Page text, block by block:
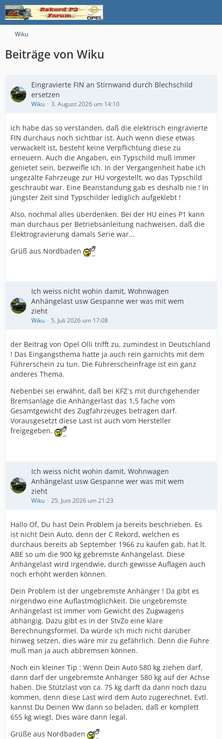
Wiku
Beiträge von Wiku
Eingravierte FIN an Stirnwand durch Blechschild
ersetzen
Wiku 3. August 2026 um 14:10
ich habe das so verstanden, daß die elektrisch eingravierte
FIN durchaus noch sichtbar ist. Auch wenn diese etwas
verwackelt ist, besteht keine Verpflichtung diese zu
erneuern. Auch die Angaben, ein Typschild muß immer
genietet sein, bezweifle ich. In der Vergangenheit habe ich
ungezälte Fahrzeuge zur HU vorgestellt, wo das Typschild
geschraubt war. Eine Beanstandung gab es deshalb nie ! In
jüngster Zeit sind Typschilder lediglich aufgeklebt !
Also, nochmal alles überdenken. Bei der HU eines P1 kann
man durchaus per Betriebsanleitung nachweisen, daß die
Elektrogravierung damals Serie war...
Grüß aus Nordbaden
Ich weiss nicht wohin damit, Wohnwagen
Anhängelast usw Gespanne wer was mit wem
zieht
Wiku 5. Juli 2026 um 17:08
der Beitrag von Opel Olli trifft zu, zumindest in Deutschland
! Das Eingangsthema hatte ja auch rein garnichts mit dem
Führerschein zu tun. Die Führerscheinfrage ist ein ganz
anderes Thema.
Nebenbei sei erwähnt, daß bei KFZ`s mit durchgehender
Bremsanlage die Anhängerlast das 1,5 fache vom
Gesamtgewicht des Zugfahrzeuges betragen darf.
Vorausgesetzt diese Last ist auch vom Hersteller
freigegeben.
Ich weiss nicht wohin damit, Wohnwagen
Anhängelast usw Gespanne wer was mit wem
zieht
Wiku 25. Juni 2026 um 21:23
Hallo Of, Du hast Dein Problem ja bereits beschrieben. Es
ist nicht Dein Auto, denn der C Rekord, welchen es
durchaus bereits ab September 1966 zu kaufen gab, hat lt.
ABE so um die 900 kg gebremste Anhängelast. Diese
Anhängelast wird irgendwie, durch gewisse Auflagen auch
noch erhöht werden können.
Dein Problem ist der ungebremste Anhänger ! Da gibt es
nirgendwo eine Auflastmöglichkeit. Die ungebremste
Anhängelast ist immer vom Gewicht des Zugwagens
abhängig. Dazu gibt es in der StvZo eine klare
Berechnungsformel. Da würde ich mich nicht darüber
hinweg setzen, dies wäre mir zu gefährlich. Denn die Fuhre
muß man ja auch abbremsen können.
Noch ein kleiner Tip : Wenn Dein Auto 580 kg ziehen darf,
dann darf der ungebremste Anhänger 580 kg auf der Achse
haben. Die Stützlast von ca. 75 kg darft da dann noch dazu
kommen, denn diese Last wird dem Auto zugerechnet. Evtl.
kannst Du Deinen Ww dann so beladen, daß er komplett
655 kg wiegt. Dies wäre dann legal.
Grüße aus Nordbaden